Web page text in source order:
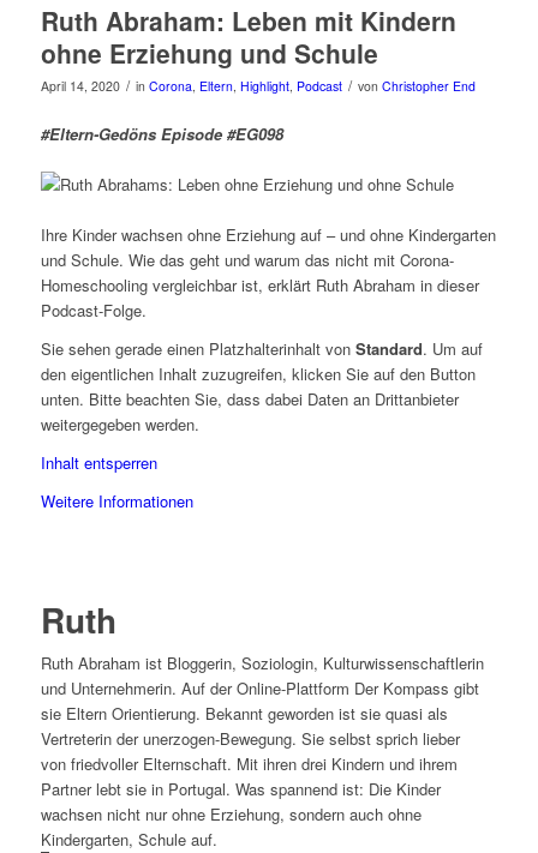
Ruth Abraham: Leben mit Kindern
ohne Erziehung und Schule
April 14, 2020 / in Corona Eltern, Highlight, Podcast / von Christopher End
#Eltern-Gedöns Episode #EG098
Ihre Kinder wachsen ohne Erziehung auf – und ohne Kindergarten
und Schule. Wie das geht und warum das nicht mit Corona-
Homeschooling vergleichbar ist, erklärt Ruth Abraham in dieser
Podcast-Folge.
Sie sehen gerade einen Platzhalterinhalt von Standard. Um auf
den eigentlichen Inhalt zuzugreifen, klicken Sie auf den Button
unten. Bitte beachten Sie, dass dabei Daten an Drittanbieter
weitergegeben werden.
Inhalt entsperren
Weitere Informationen
Ruth
Ruth Abraham ist Bloggerin, Soziologin, Kulturwissenschaftlerin
und Unternehmerin. Auf der Online-Plattform Der Kompass gibt
sie Eltern Orientierung. Bekannt geworden ist sie quasi als
Vertreterin der unerzogen-Bewegung. Sie selbst sprich lieber
von friedvoller Elternschaft. Mit ihren drei Kindern und ihrem
Partner lebt sie in Portugal. Was spannend ist: Die Kinder
wachsen nicht nur ohne Erziehung, sondern auch ohne
Kindergarten, Schule auf.